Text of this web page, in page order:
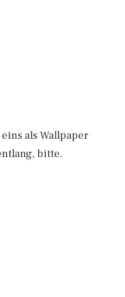
als Wallpaper
bitte.